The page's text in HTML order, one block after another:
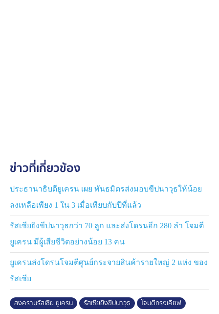
ข่าวที่เกี่ยวข้อง
ประธานาธิบดียูเครน เผย พันธมิตรส่งมอบขีปนาวุธให้น้อย
ลงเหลือเพียง 1 ใน 3 เมื่อเทียบกับปีที่แล้ว
รัสเซียยิงขีปนาวุธกว่า 70 ลูก และส่งโดรนอีก 280 ลำ โจมตี
ยูเครน มีผู้เสียชีวิตอย่างน้อย 13 คน
ยูเครนส่งโดรนโจมตีศูนย์กระจายสินค้ารายใหญ่ 2 แห่ง ของ
รัสเซีย
สงครามรัสเซีย ยูเครน รัสเซียยิงขีปนาวุธ โจมตีกรุงเคียฟ